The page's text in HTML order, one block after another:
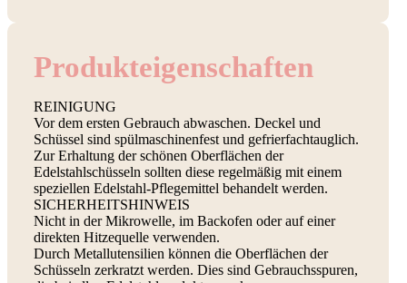
Produkt­eigenschaften
REINIGUNG
Vor dem ersten Gebrauch abwaschen. Deckel und
Schüssel sind spülmaschinenfest und gefrierfachtauglich.
Zur Erhaltung der schönen Oberflächen der
Edelstahlschüsseln sollten diese regelmäßig mit einem
speziellen Edelstahl-Pflegemittel behandelt werden.
SICHERHEITSHINWEIS
Nicht in der Mikrowelle, im Backofen oder auf einer
direkten Hitzequelle verwenden.
Durch Metallutensilien können die Oberflächen der
Schüsseln zerkratzt werden. Dies sind Gebrauchsspuren,